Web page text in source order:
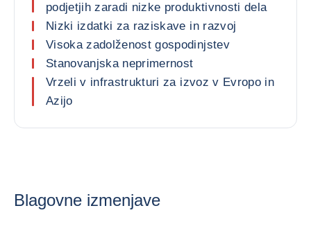
podjetjih zaradi nizke produktivnosti dela
Nizki izdatki za raziskave in razvoj
Visoka zadolženost gospodinjstev
Stanovanjska neprimernost
Vrzeli v infrastrukturi za izvoz v Evropo in
Azijo
Blagovne izmenjave